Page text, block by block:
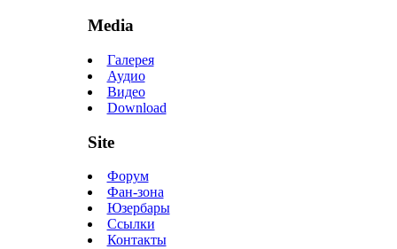
Media
Галерея
Аудио
Видео
Download
Site
Форум
Фан-зона
Юзербары
Ссылки
Контакты